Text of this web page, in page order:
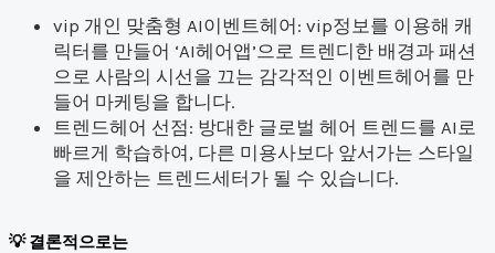
vip 개인 맞춤형 AI이벤트헤어: vip정보를 이용해 캐
릭터를 만들어 ‘AI헤어앱’으로 트렌디한 배경과 패션
으로 사람의 시선을 끄는 감각적인 이벤트헤어를 만
들어 마케팅을 합니다.
트렌드헤어 선점: 방대한 글로벌 헤어 트렌드를 AI로
빠르게 학습하여, 다른 미용사보다 앞서가는 스타일
을 제안하는 트렌드세터가 될 수 있습니다.
결론적으로는